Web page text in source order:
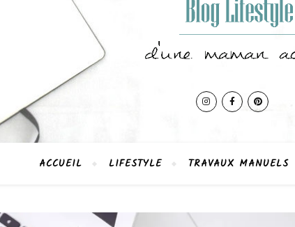
ACCUEIL LIFESTYLE TRAVAUX MANUELS